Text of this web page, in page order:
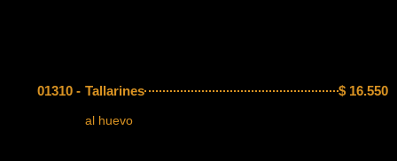
01310 - Tallarines $16.550
al huevo